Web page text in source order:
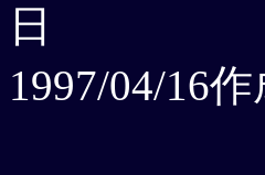
日
1997/04/16